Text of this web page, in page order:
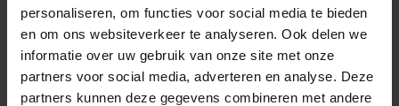
personaliseren, om functies voor social media te bieden
en om ons websiteverkeer te analyseren. Ook delen we
informatie over uw gebruik van onze site met onze
partners voor social media, adverteren en analyse. Deze
partners kunnen deze gegevens combineren met andere
Gerelateerde producten
TypeError: Failed to fetch
https://www.rolluikonderdelen.nl/nl/overige-